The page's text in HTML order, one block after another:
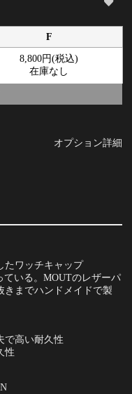
F
8,800円(税込)
在庫なし
オプション詳細
たワッチキャップ
いる。MOUTのレザーパ
きまでハンドメイドで製
で高い耐久性
性